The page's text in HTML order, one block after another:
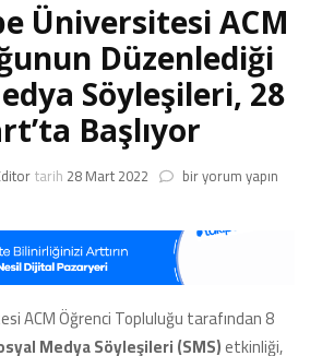
Üniversitesi ACM
Düzenlediği
Söyleşileri, 28
Başlıyor
tarih 28 Mart 2022 Hacettepe
Topluluğunun
Düzenlediği
Sosyal
Medya
Söyleşileri,
28
bir yorum yapın
ACM Öğrenci Topluluğu tarafından 8
Medya Söyleşileri (SMS)etkinliği,